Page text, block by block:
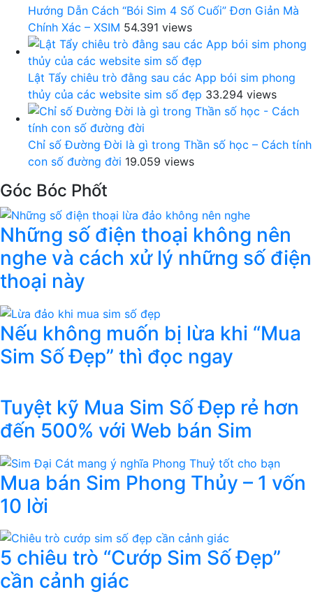
Hướng Dẫn Cách “Bói Sim 4 Số Cuối” Đơn Giản Mà
Chính Xác – XSIM 54.391 views
Lật Tẩy chiêu trò đằng sau các App bói sim phong
thủy của các website sim số đẹp 33.294 views
Chỉ số Đường Đời là gì trong Thần số học – Cách tính
con số đường đời 19.059 views
Góc Bóc Phốt
Những số điện thoại không nên
nghe và cách xử lý những số điện
thoại này
Nếu không muốn bị lừa khi “Mua
Sim Số Đẹp” thì đọc ngay
Tuyệt kỹ Mua Sim Số Đẹp rẻ hơn
đến 500% với Web bán Sim
Mua bán Sim Phong Thủy – 1 vốn
10 lời
5 chiêu trò “Cướp Sim Số Đẹp”
cần cảnh giác